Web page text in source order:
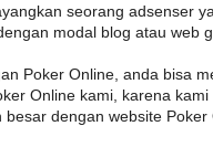
seorang adsenser
modal blog atau web
Poker Online, anda bisa
Online kami, karena
besar dengan website